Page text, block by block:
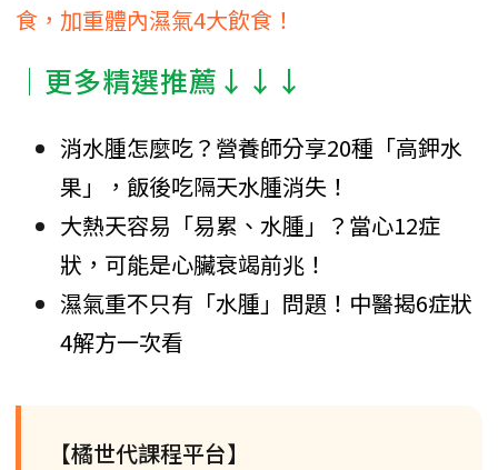
食，加重體內濕氣4大飲食！
│更多精選推薦↓↓↓
消水腫怎麼吃？營養師分享20種「高鉀水
果」，飯後吃隔天水腫消失！
大熱天容易「易累、水腫」？當心12症
狀，可能是心臟衰竭前兆！
濕氣重不只有「水腫」問題！中醫揭6症狀
4解方一次看
【橘世代課程平台】